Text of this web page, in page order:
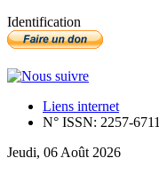
Identification
Liens internet
N° ISSN: 2257-6711
Jeudi, 06 Août 2026